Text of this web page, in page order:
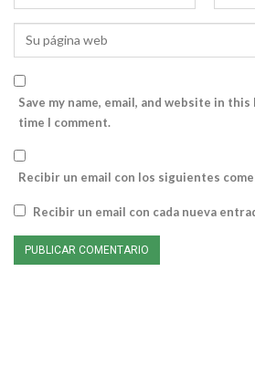
Save my name, email, and website in
time I comment.
Recibir un email con los siguientes
Recibir un email con cada nueva